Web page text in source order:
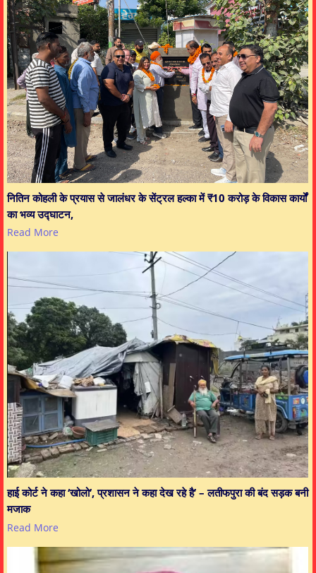
नितिन कोहली के प्रयास से जालंधर के सेंट्रल हल्का में ₹10 करोड़ के विकास कार्यों
का भव्य उद्घाटन,
Read More
हाई कोर्ट ने कहा ‘खोलो’, प्रशासन ने कहा देख रहे है’ – लतीफपुरा की बंद सड़क बनी
मजाक
Read More